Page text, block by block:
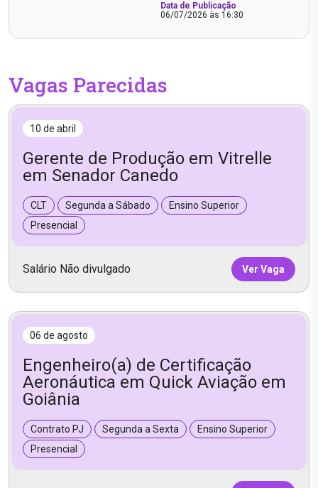
Data de Publicação
06/07/2026 às 16:30
Vagas Parecidas
10 de abril
Gerente de Produção em Vitrelle
em Senador Canedo
CLT Segunda a Sábado
Ensino Superior
Presencial
Salário Não divulgado Ver Vaga
06 de agosto
Engenheiro(a) de Certificação
Aeronáutica em Quick Aviação em
Goiânia
Contrato PJ Segunda a Sexta
Ensino Superior
Presencial